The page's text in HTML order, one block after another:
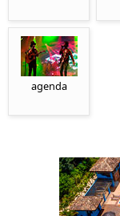
agenda